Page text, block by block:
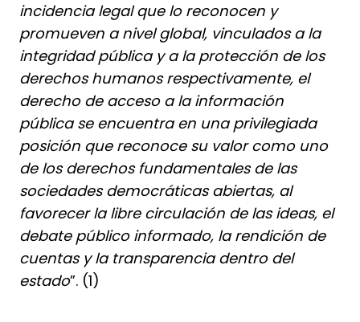
incidencia legal que lo reconocen y
promueven a nivel global, vinculados a la
integridad pública y a la protección de los
derechos humanos respectivamente, el
derecho de acceso a la información
pública se encuentra en una privilegiada
posición que reconoce su valor como uno
de los derechos fundamentales de las
sociedades democráticas abiertas, al
favorecer la libre circulación de las ideas, el
debate público informado, la rendición de
cuentas y la transparencia dentro del
estado”. (1)